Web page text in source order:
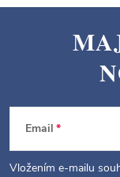
p
Email
Vložením e-mailu